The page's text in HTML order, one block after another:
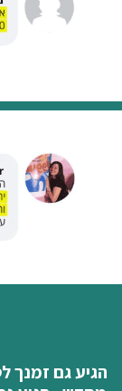
הגיע גם זמנך